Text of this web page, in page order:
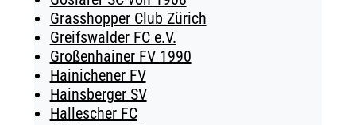
Grasshopper Club Zürich
Greifswalder FC e.V.
Großenhainer FV 1990
Hainichener FV
Hainsberger SV
Hallescher FC